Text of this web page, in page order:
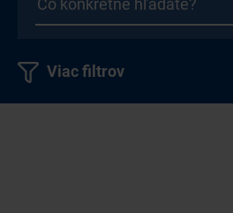
Viac filtrov